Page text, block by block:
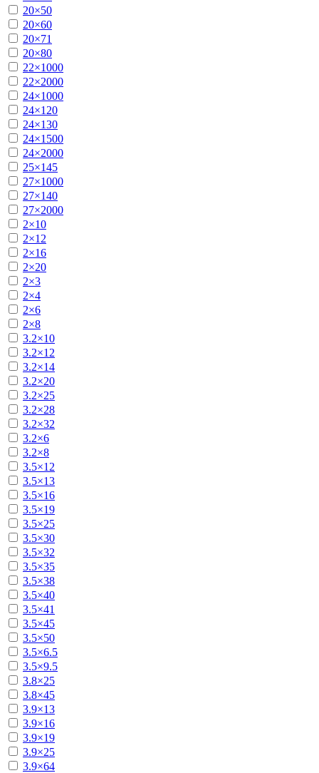
20×50
20×60
20×71
20×80
22×1000
22×2000
24×1000
24×120
24×130
24×1500
24×2000
25×145
27×1000
27×140
27×2000
2×10
2×12
2×16
2×20
2×3
2×4
2×6
2×8
3.2×10
3.2×12
3.2×14
3.2×20
3.2×25
3.2×28
3.2×32
3.2×6
3.2×8
3.5×12
3.5×13
3.5×16
3.5×19
3.5×25
3.5×30
3.5×32
3.5×35
3.5×38
3.5×40
3.5×41
3.5×45
3.5×50
3.5×6.5
3.5×9.5
3.8×25
3.8×45
3.9×13
3.9×16
3.9×19
3.9×25
3.9×64